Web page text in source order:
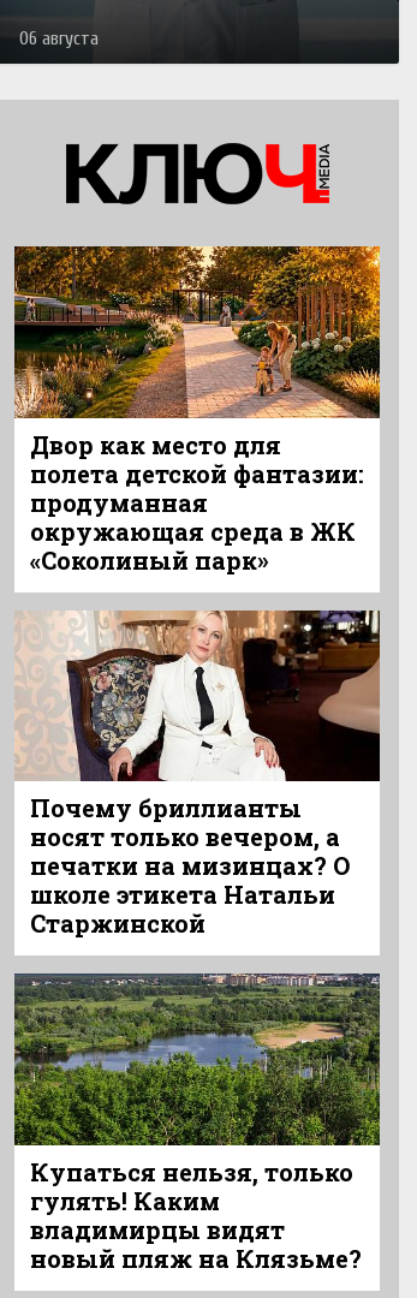
06 августа
Двор как место для
полета детской фантазии:
продуманная
окружающая среда в ЖК
«Соколиный парк»
Почему бриллианты
носят только вечером, а
печатки на мизинцах? О
школе этикета Натальи
Старжинской
Купаться нельзя, только
гулять! Каким
владимирцы видят
новый пляж на Клязьме?